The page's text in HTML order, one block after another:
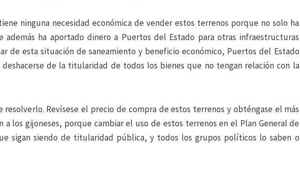
ninguna necesidad económica de vender estos terrenos porque no solo ha
además ha aportado dinero a Puertos del Estado para otras infraestructuras
de esta situación de saneamiento y beneficio económico, Puertos del Estado
de la titularidad de todos los bienes que no tengan relación con la
resolverlo. Revísese el precio de compra de estos terrenos y obténgase el más
a los gijoneses, porque cambiar el uso de estos terrenos en el Plan General de
sigan siendo de titularidad pública, y todos los grupos políticos lo saben o